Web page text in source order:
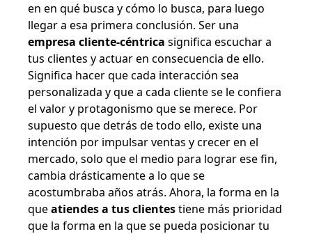
en en qué busca y cómo lo busca, para luego
llegar a esa primera conclusión. Ser una
empresa cliente-céntrica significa escuchar a
tus clientes y actuar en consecuencia de ello.
Significa hacer que cada interacción sea
personalizada y que a cada cliente se le confiera
el valor y protagonismo que se merece. Por
supuesto que detrás de todo ello, existe una
intención por impulsar ventas y crecer en el
mercado, solo que el medio para lograr ese fin,
cambia drásticamente a lo que se
acostumbraba años atrás. Ahora, la forma en la
queatiendes a tus clientestiene más prioridad
que la forma en la que se pueda posicionar tu